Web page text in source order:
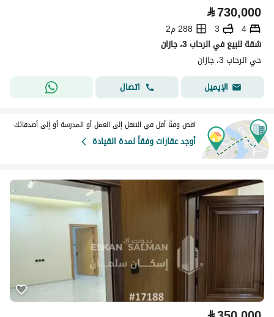
⃁730,000
4
3
288 م2
شقة للبيع في الرحاب 3، جازان
حي الرحاب 3، جازان
الإيميل
اتصال
اقض وقتًا أقل في التنقل إلى العمل أو المدرسة أو إلى أصدقائك
أوجد عقارات وفقاً لمدة القيادة